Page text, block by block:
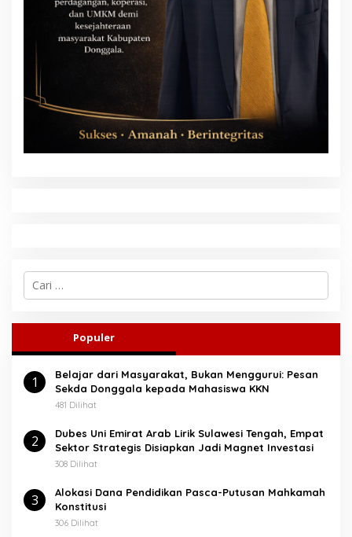
C
i
n
u
k
Populer
1
Belajar dari Masyarakat, Bukan Menggurui: Pesan
Sekda Donggala kepada Mahasiswa KKN
481 Dilihat
2
Dubes Uni Emirat Arab Lirik Sulawesi Tengah, Empat
Sektor Strategis Disiapkan Jadi Magnet Investasi
308 Dilihat
3
Alokasi Dana Pendidikan Pasca-Putusan Mahkamah
Konstitusi
306 Dilihat